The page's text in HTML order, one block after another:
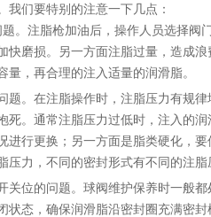
我们要特别的注意一下几点：
。注脂枪加油后，操作人员选择
快磨损。另一方面注脂过量，造成
，再合理的注入适量的润滑脂。
题。在注脂操作时，注脂压力有规
死。通常注脂压力过低时，注入的
进行更换；另一方面是脂类硬化，
力，不同的密封形式有不同的注
关位的问题。球阀维护保养时一般
态，确保润滑脂沿密封圈充满密